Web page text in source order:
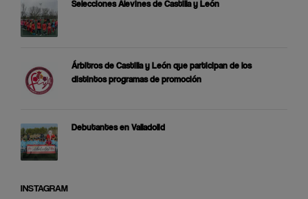
Selecciones Alevines de Castilla y León
Árbitros de Castilla y León que participan de los
distintos programas de promoción
Debutantes en Valladolid
INSTAGRAM